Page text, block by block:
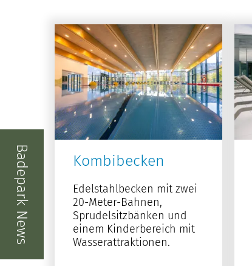
Badepark News Kombibecken
Edelstahlbecken mit zwei
20-Meter-Bahnen,
Sprudelsitzbänken und
einem Kinderbereich mit
Wasserattraktionen.